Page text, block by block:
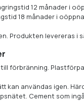
12 månader i
18 månader i
Produkten levereras i
förbränning.
kan användas igen.
Cement som